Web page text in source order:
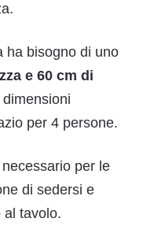
ha bisogno di uno
e 60 cm di
per 4 persone.
per le
di sedersi e
al tavolo.